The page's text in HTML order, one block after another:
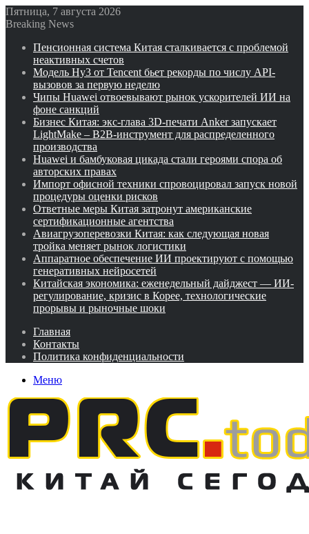
Пятница, 7 августа 2026
Breaking News
Пенсионная система Китая сталкивается с проблемой
неактивных счетов
Модель Hy3 от Tencent бьет рекорды по числу API-
вызовов за первую неделю
Чипы Huawei отвоевывают рынок ускорителей ИИ на
фоне санкций
Бизнес Китая: экс-глава 3D-печати Anker запускает
LightMake – B2B-инструмент для распределенного
производства
Huawei и бамбуковая цикада стали героями спора об
авторских правах
Импорт офисной техники спровоцировал запуск новой
процедуры оценки рисков
Ответные меры Китая затронут американские
сертификационные агентства
Авиагрузоперевозки Китая: как следующая новая
тройка меняет рынок логистики
Аппаратное обеспечение ИИ проектируют с помощью
генеративных нейросетей
Китайская экономика: еженедельный дайджест — ИИ-
регулирование, кризис в Корее, технологические
прорывы и рыночные шоки
Главная
Контакты
Политика конфиденциальности
Меню